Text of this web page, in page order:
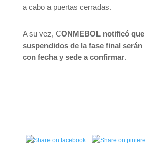
a cabo a puertas cerradas.
A su vez, CONMEBOL notificó
suspendidos de la fase final
con fecha y sede a confirmar.